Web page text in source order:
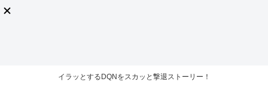
イラッとするDQNをスカッと撃退ストーリー！